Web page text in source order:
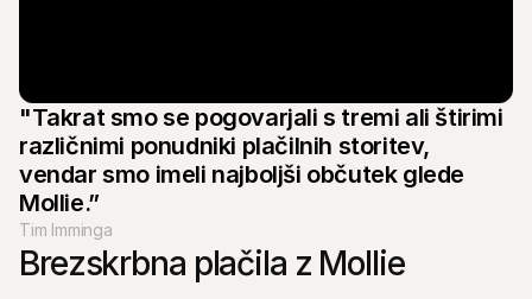
"Takrat smo se pogovarjali s tremi ali štirimi
različnimi ponudniki plačilnih storitev,
vendar smo imeli najboljši občutek glede
Mollie.”
Tim Imminga
Brezskrbna plačila z Mollie